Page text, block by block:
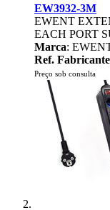
EW3932-3M
EWENT
EACH PORT
Marca:
Ref. Fabricante
Preço sob consulta